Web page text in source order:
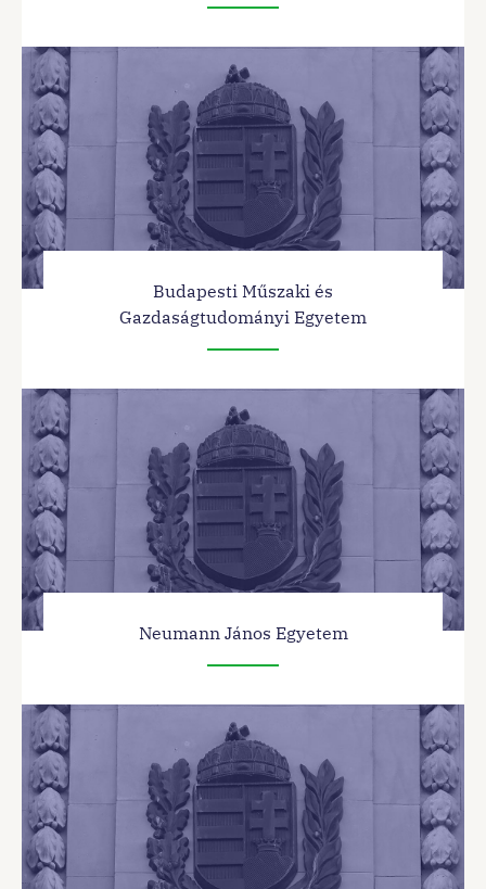
Budapesti Műszaki és
Gazdaságtudományi Egyetem
Neumann János Egyetem